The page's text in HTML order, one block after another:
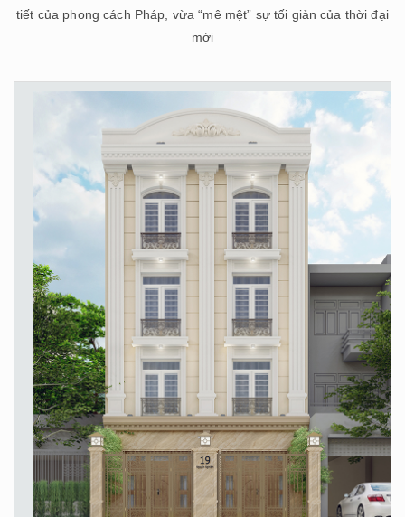
tiết của phong cách Pháp, vừa “mê mệt” sự tối giản của thời đại
mới